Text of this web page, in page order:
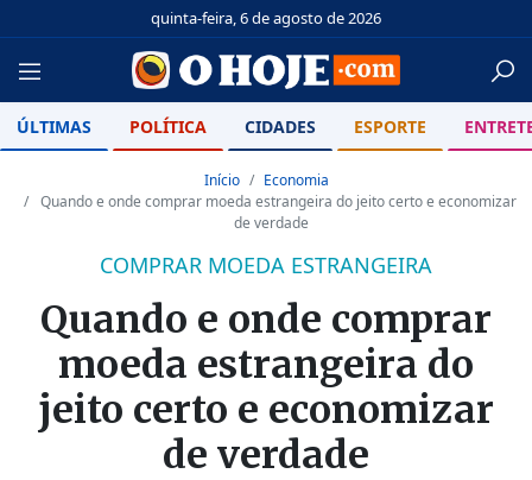
quinta-feira, 6 de agosto de 2026
ÚLTIMAS POLÍTICA CIDADES ESPORTE
Início
Economia
Quando e onde comprar moeda estrangeira do jeito certo e economizar
de verdade
COMPRAR MOEDA ESTRANGEIRA
Quando e onde comprar
moeda estrangeira do
jeito certo e economizar
de verdade